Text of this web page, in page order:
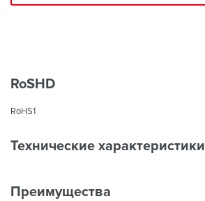
RoSHD
RoHS1
Технические характеристики
Преимущества